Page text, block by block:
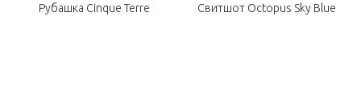
Рубашка Cinque Terre Свитшот Octopus Sky Blue